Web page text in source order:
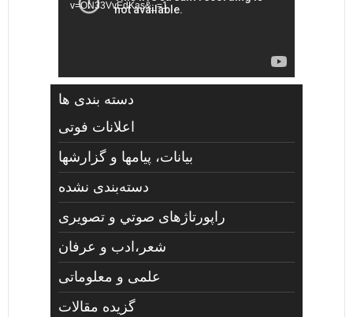
v=ON33VvEdKas&_=1
دسته بندی ها
اعلانات فوتی
بیانات، پیامها و گزارشها
دسته‌بندی نشده
راپورتاژهای صوتي و تصويری
شعر،ادب و عرفان
علمی و معلوماتی
گزیده مقالات